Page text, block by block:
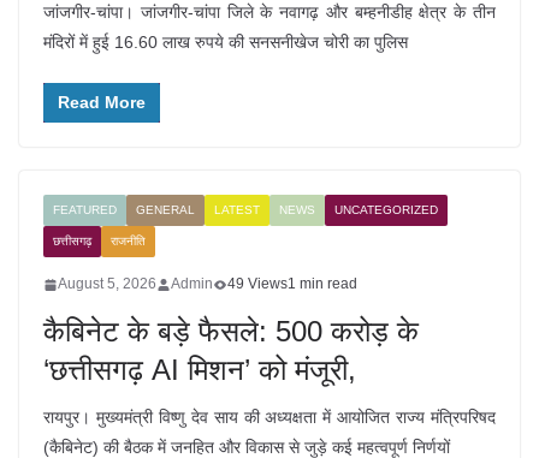
जांजगीर-चांपा। जांजगीर-चांपा जिले के नवागढ़ और बम्हनीडीह क्षेत्र के तीन
मंदिरों में हुई 16.60 लाख रुपये की सनसनीखेज चोरी का पुलिस
Read More
FEATURED GENERAL LATEST NEWS UNCATEGORIZED
छत्तीसगढ़ राजनीति
August 5, 2026 Admin 49 Views1 min read
कैबिनेट के बड़े फैसले: 500 करोड़ के
‘छत्तीसगढ़ AI मिशन’ को मंजूरी,
रायपुर। मुख्यमंत्री विष्णु देव साय की अध्यक्षता में आयोजित राज्य मंत्रिपरिषद
(कैबिनेट) की बैठक में जनहित और विकास से जुड़े कई महत्वपूर्ण निर्णयों